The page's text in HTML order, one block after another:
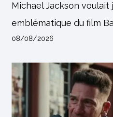
Michael Jackson
emblématique du film
08/08/2026